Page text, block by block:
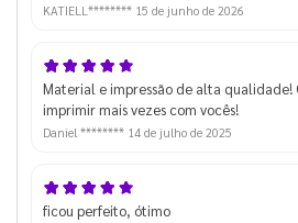
KATIELL******** 15 de junho de 2026
Material e impressão de alta qualidade!
imprimir mais vezes com vocês!
Daniel ******** 14 de julho de 2025
ficou perfeito, ótimo